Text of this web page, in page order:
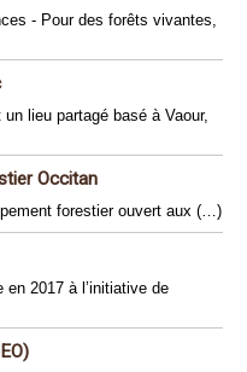
- Pour des forêts vivantes,
lieu partagé basé à Vaour,
Occitan
forestier ouvert aux (…)
en 2017 à l’initiative de